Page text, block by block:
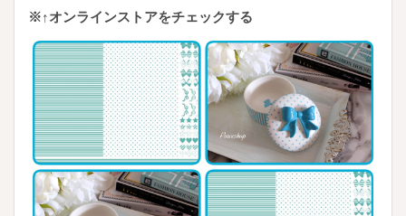
※↑オンラインストアをチェックする